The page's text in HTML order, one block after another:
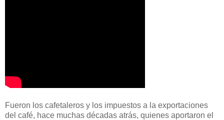
Fueron los cafetaleros y los impuestos a la exportaciones
del café, hace muchas décadas atrás, quienes aportaron el